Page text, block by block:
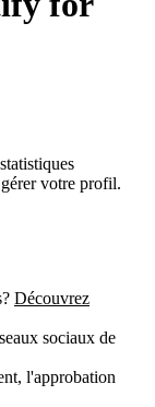
votre profil.
Découvrez
sociaux de
l'approbation